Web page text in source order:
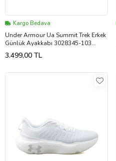
Kargo Bedava
Under Armour Ua Summit Trek Erkek
Günlük Ayakkabı 3028345-103
Beyaz
3.499,00 TL